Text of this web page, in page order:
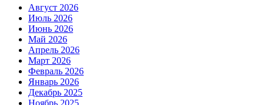
Август 2026
Июль 2026
Июнь 2026
Май 2026
Апрель 2026
Март 2026
Февраль 2026
Январь 2026
Декабрь 2025
Ноябрь 2025